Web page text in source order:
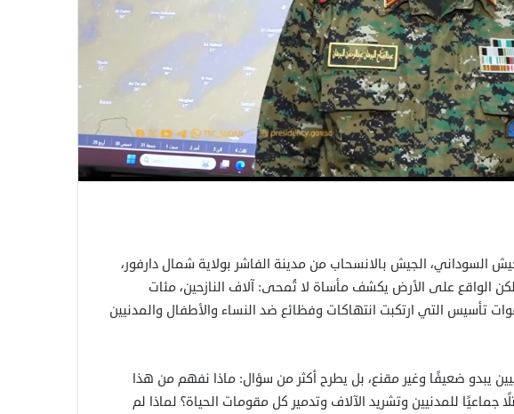
السوداني، الجيش بالانسحاب من مدينة الفاشر بولاية شمال دارفور،
لكن الواقع على الأرض يكشف مأساة لا تُمحى: آلاف النازحين، مئات
تأسيس التي ارتكبت انتهاكات وفظائع ضد النساء والأطفال والمدنيين
يبدو ضعيفًا وغير مقنع، بل يطرح أكثر من سؤال: ماذا نفهم من هذا
جماعيًا للمدنيين وتشريد الآلاف وتدمير كل مقومات الحياة؟ لماذا لم